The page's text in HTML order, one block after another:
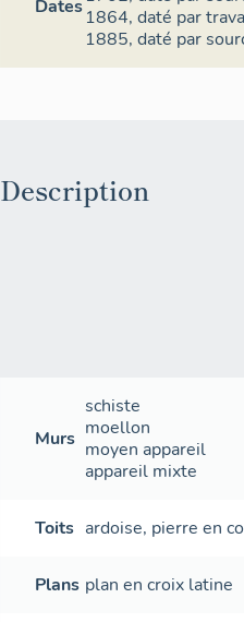
Dates1864,daté par
1885,daté par
Description
Murs
schiste
moellon
moyen appareil
appareil mixte
Toits ardoise, pierre en
Plans plan en croix latine